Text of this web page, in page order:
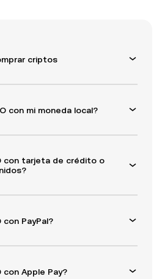
criptos
con mi moneda local?
con tarjeta de crédito o
con PayPal?
con Apple Pay?